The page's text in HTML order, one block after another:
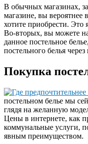
В обычных магазинах,
магазине, вы вероятнее
хотите приобрести. Это
Во-вторых, вы можете на
данное постельное
постельного белья
Покупка
постельном белье мы
глядя на желанную
Цены в интернете, как
коммунальные услуги,
явным преимуществом.